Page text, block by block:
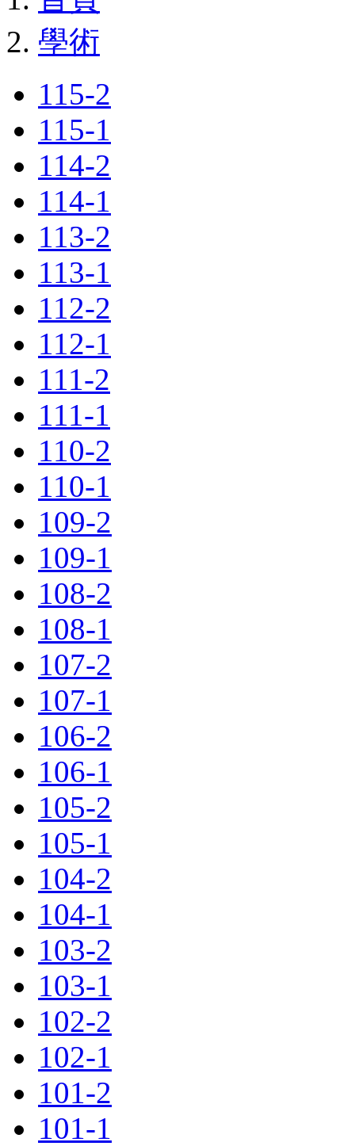
學術
115-2
115-1
114-2
114-1
113-2
113-1
112-2
112-1
111-2
111-1
110-2
110-1
109-2
109-1
108-2
108-1
107-2
107-1
106-2
106-1
105-2
105-1
104-2
104-1
103-2
103-1
102-2
102-1
101-2
101-1